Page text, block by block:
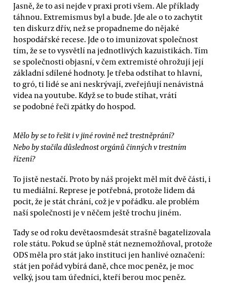
Jasně, že to asi nejde v praxi proti všem. Ale příklady
táhnou. Extremismus byl a bude. Jde ale o to zachytit
ten diskurz dřív, než se propadneme do nějaké
hospodářské recese. Jde o to imunizovat společnost
tím, že se to vysvětlí na jednotlivých kazuistikách. Tím
se společnosti objasní, v čem extremisté ohrožují její
základní sdílené hodnoty. Je třeba odstíhat to hlavní,
to gró, ti lidé se ani neskrývají, zveřejňují nenávistná
videa na youtube. Když se to bude stíhat, vrátí
se podobné řeči zpátky do hospod.
Mělo by se to řešit i v jiné rovině než trestněprání?
Nebo by stačila důslednost orgánů činných v trestním
řízení?
To jistě nestačí. Proto by náš projekt měl mít dvě části, i
tu mediální. Represe je potřebná, protože lidem dá
pocit, že je stát chrání, což je v pořádku. ale problém
naší společnosti je v něčem ještě trochu jiném.
Tady se od roku devětaosmdesát strašně bagatelizovala
role státu. Pokud se úplně stát neznemožňoval, protože
ODS měla pro stát jako instituci jen hanlivé označení:
stát jen pořád vybírá daně, chce moc peněz, je moc
velký, jsou tam úředníci, kteří berou moc peněz.